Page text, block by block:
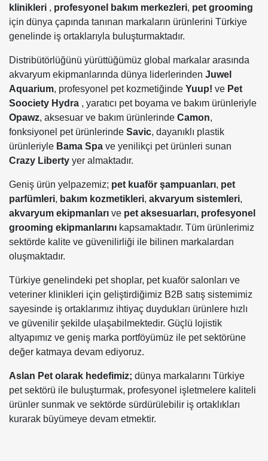
klinikleri , profesyonel bakım merkezleri, pet grooming
için dünya çapında tanınan markaların ürünlerini Türkiye
genelinde iş ortaklarıyla buluşturmaktadır.
Distribütörlüğünü yürüttüğümüz global markalar arasında
akvaryum ekipmanlarında dünya liderlerinden Juwel
Aquarium, profesyonel pet kozmetiğinde Yuup! ve Pet
Soociety Hydra , yaratıcı pet boyama ve bakım ürünleriyle
Opawz, aksesuar ve bakım ürünlerinde Camon,
fonksiyonel pet ürünlerinde Savic, dayanıklı plastik
ürünleriyle Bama Spa ve yenilikçi pet ürünleri sunan
Crazy Liberty yer almaktadır.
Geniş ürün yelpazemiz; pet kuaför şampuanları, pet
parfümleri, bakım kozmetikleri, akvaryum sistemleri,
akvaryum ekipmanları ve pet aksesuarları, profesyonel
grooming ekipmanlarını kapsamaktadır. Tüm ürünlerimiz
sektörde kalite ve güvenilirliği ile bilinen markalardan
oluşmaktadır.
Türkiye genelindeki pet shoplar, pet kuaför salonları ve
veteriner klinikleri için geliştirdiğimiz B2B satış sistemimiz
sayesinde iş ortaklarımız ihtiyaç duydukları ürünlere hızlı
ve güvenilir şekilde ulaşabilmektedir. Güçlü lojistik
altyapımız ve geniş marka portföyümüz ile pet sektörüne
değer katmaya devam ediyoruz.
Aslan Pet olarak hedefimiz; dünya markalarını Türkiye
pet sektörü ile buluşturmak, profesyonel işletmelere kaliteli
ürünler sunmak ve sektörde sürdürülebilir iş ortaklıkları
kurarak büyümeye devam etmektir.